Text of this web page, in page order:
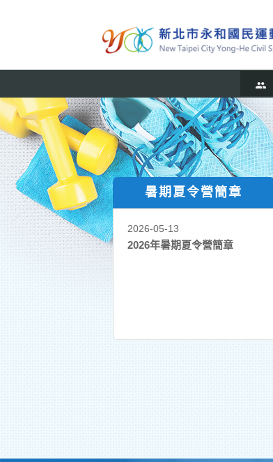
內
區
塊
暑期夏令營簡章
2026-05-13
2026年暑期夏令營簡章